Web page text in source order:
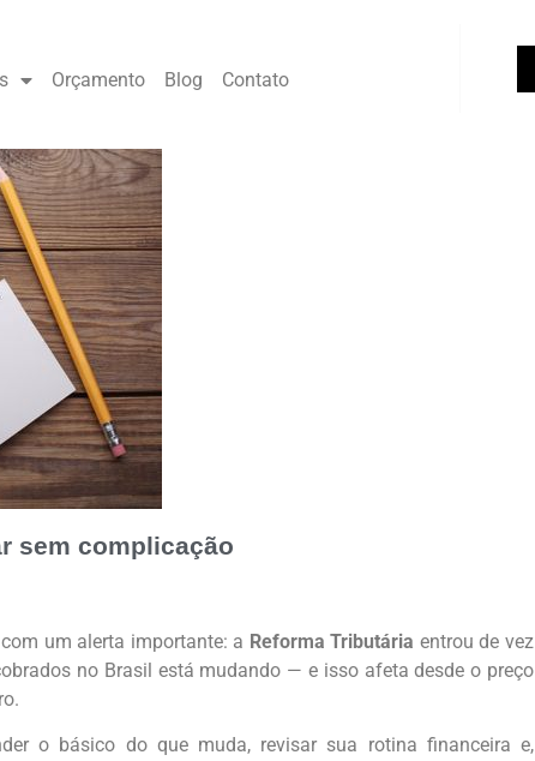
Orçamento Blog Contato
sem complicação
um alerta importante: a Reforma Tributária entrou de vez
no Brasil está mudando — e isso afeta desde o preço
o básico do que muda, revisar sua rotina financeira e,